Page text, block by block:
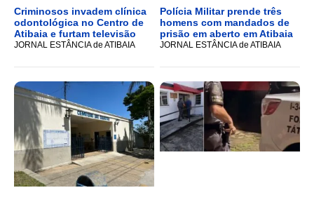
Criminosos invadem clínica
odontológica no Centro de
Atibaia e furtam televisão
JORNAL ESTÂNCIA de ATIBAIA
Polícia Militar prende três
homens com mandados de
prisão em aberto em Atibaia
JORNAL ESTÂNCIA de ATIBAIA